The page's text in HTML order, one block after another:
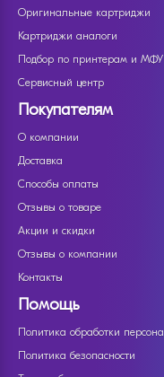
Оригинальные картриджи
Картриджи аналоги
Подбор по принтерам и МФУ
Сервисный центр
Покупателям
О компании
Доставка
Способы оплаты
Отзывы о товаре
Акции и скидки
Отзывы о компании
Контакты
Помощь
Политика обработки
Политика безопасности